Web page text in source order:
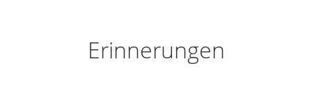
Erinnerungen